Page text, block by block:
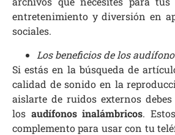
entretenimiento y diversión en
sociales.
Los beneficios de los
Si estás en la búsqueda de
calidad de sonido en la
aislarte de ruidos externos
los audífonos inalámbricos.
complemento para usar con tu